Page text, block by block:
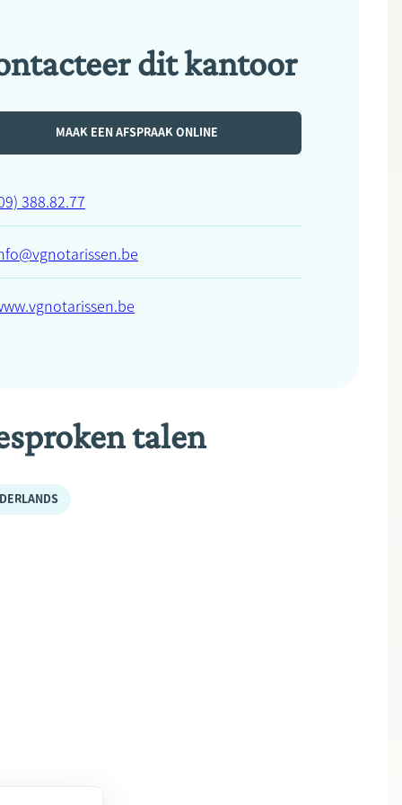
dit kantoor
MAAK EEN AFSPRAAK ONLINE
388.82.77
talen